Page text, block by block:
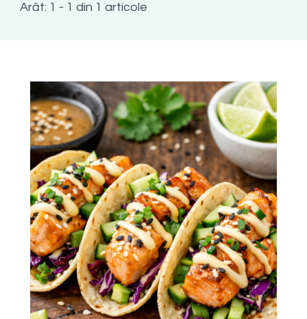
Arăt: 1 - 1 din 1 articole